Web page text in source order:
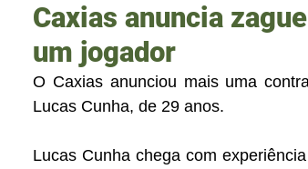
Caxias anuncia
um jogador
O Caxias anunciou mais uma
Lucas Cunha, de 29 anos.
Lucas Cunha chega com